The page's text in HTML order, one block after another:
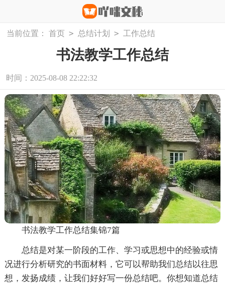
当前位置： 首页 > 总结计划 > 工作总结
书法教学工作总结
时间：2025-08-08 22:22:32
书法教学工作总结集锦7篇
总结是对某一阶段的工作、学习或思想中的经验或情
况进行分析研究的书面材料，它可以帮助我们总结以往思
想，发扬成绩，让我们好好写一份总结吧。你想知道总结